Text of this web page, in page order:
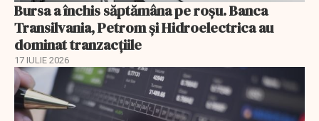
Bursa a închis săptămâna pe roșu. Banca
Transilvania, Petrom și Hidroelectrica au
dominat tranzacțiile
17 IULIE 2026